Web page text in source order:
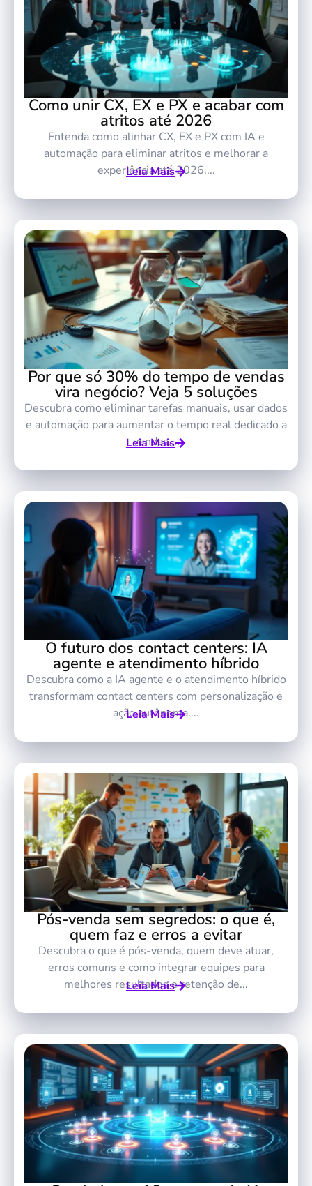
Como unir CX, EX e PX e acabar com
atritos até 2026
Entenda como alinhar CX, EX e PX com IA e
automação para eliminar atritos e melhorar a
experiência até 2026....
Leia Mais
Por que só 30% do tempo de vendas
vira negócio? Veja 5 soluções
Descubra como eliminar tarefas manuais, usar dados
e automação para aumentar o tempo real dedicado a
vendas....
Leia Mais
O futuro dos contact centers: IA
agente e atendimento híbrido
Descubra como a IA agente e o atendimento híbrido
transformam contact centers com personalização e
ação autônoma....
Leia Mais
Pós-venda sem segredos: o que é,
quem faz e erros a evitar
Descubra o que é pós-venda, quem deve atuar,
erros comuns e como integrar equipes para
melhores resultados e retenção de...
Leia Mais